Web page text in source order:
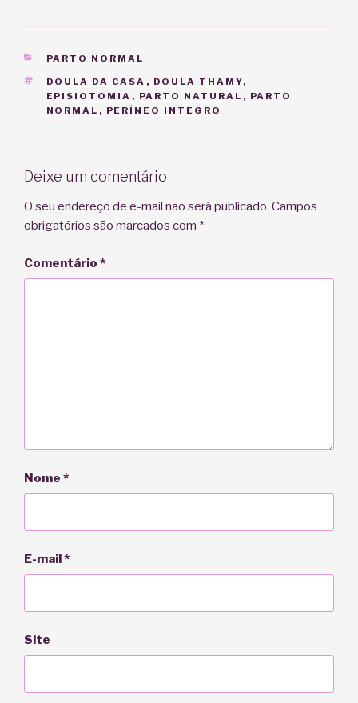
CATEGORIAS
PARTO NORMAL
TAGS
DOULA DA CASA , DOULA THAMY,
EPISIOTOMIA , PARTO NATURAL , PARTO
NORMAL , PERÍNEO INTEGRO
Deixe um comentário
O seu endereço de e-mail não será publicado. Campos
obrigatórios são marcados com *
Comentário *
Nome *
E-mail*
Site